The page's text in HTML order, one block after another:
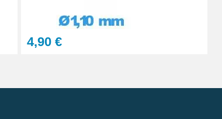
4,90 €